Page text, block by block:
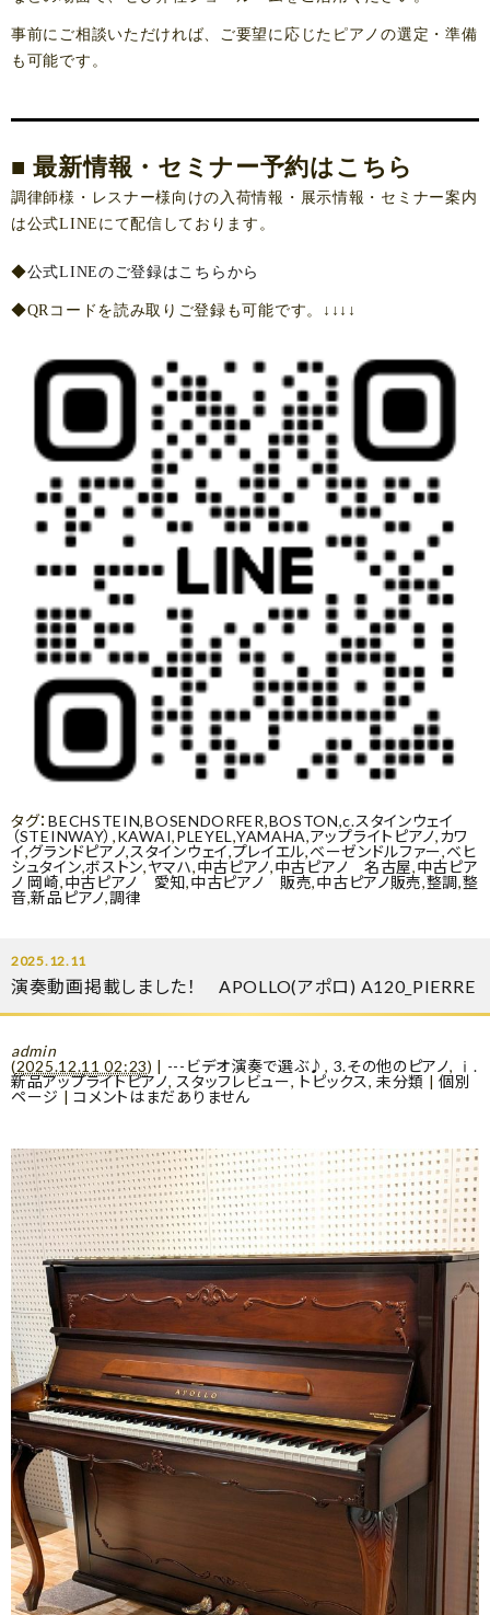
事前にご相談いただければ、ご要望に応じたピアノの選定・準備
も可能です。
■ 最新情報・セミナー予約はこちら
調律師様・レスナー様向けの入荷情報・展示情報・セミナー案内
は公式LINEにて配信しております。
◆公式LINEのご登録はこちらから
◆QRコードを読み取りご登録も可能です。↓↓↓↓
タグ：BECHSTEIN,BOSENDORFER,BOSTON,c.スタインウェイ
（STEINWAY） ,KAWAI,PLEYEL,YAMAHA,アップライトピアノ,カワ
イ,グランドピアノ,スタインウェイ,プレイエル,ベーゼンドルファー,ベヒ
シュタイン,ボストン,ヤマハ,中古ピアノ,中古ピアノ 名古屋,中古ピア
ノ 岡崎,中古ピアノ 愛知,中古ピアノ 販売,中古ピアノ販売,整調,整
音,新品ピアノ,調律
2025.12.11
演奏動画掲載しました！ APOLLO(アポロ) A120_PIERRE
admin
(2025.12.11 02:23) | ---ビデオ演奏で選ぶ♪, 3.その他のピアノ,
ⅰ.
新品アップライトピアノ, スタッフレビュー, トピックス,未分類 |個別
ページ |コメントはまだありません